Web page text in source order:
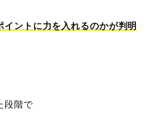
イントに力を入れるのかが判明
段階で